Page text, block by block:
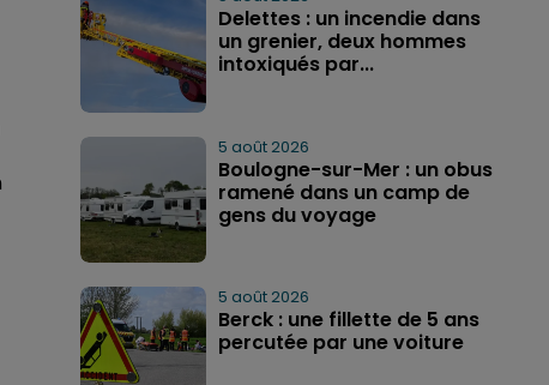
Delettes : un incendie dans
un grenier, deux hommes
intoxiqués par...
5 août 2026
Boulogne-sur-Mer : un obus
ramené dans un camp de
gens du voyage
5 août 2026
Berck : une fillette de 5 ans
percutée par une voiture